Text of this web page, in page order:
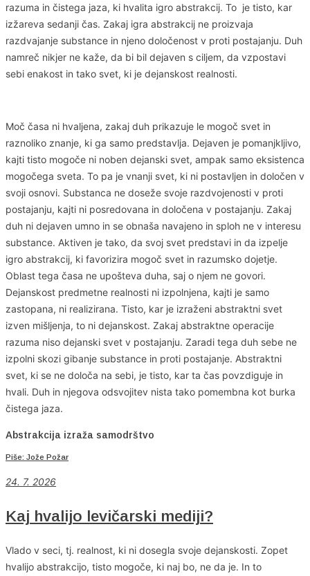
razuma in čistega jaza, ki hvalita igro abstrakcij. To je tisto, kar
izžareva sedanji čas. Zakaj igra abstrakcij ne proizvaja
razdvajanje substance in njeno določenost v proti postajanju. Duh
namreč nikjer ne kaže, da bi bil dejaven s ciljem, da vzpostavi
sebi enakost in tako svet, ki je dejanskost realnosti.
Moč časa ni hvaljena, zakaj duh prikazuje le mogoč svet in
raznoliko znanje, ki ga samo predstavlja. Dejaven je pomanjkljivo,
kajti tisto mogoče ni noben dejanski svet, ampak samo eksistenca
mogočega sveta. To pa je vnanji svet, ki ni postavljen in določen v
svoji osnovi. Substanca ne doseže svoje razdvojenosti v proti
postajanju, kajti ni posredovana in določena v postajanju. Zakaj
duh ni dejaven umno in se obnaša navajeno in sploh ne v interesu
substance. Aktiven je tako, da svoj svet predstavi in da izpelje
igro abstrakcij, ki favorizira mogoč svet in razumsko dojetje.
Oblast tega časa ne upošteva duha, saj o njem ne govori.
Dejanskost predmetne realnosti ni izpolnjena, kajti je samo
zastopana, ni realizirana. Tisto, kar je izraženi abstraktni svet
izven mišljenja, to ni dejanskost. Zakaj abstraktne operacije
razuma niso dejanski svet v postajanju. Zaradi tega duh sebe ne
izpolni skozi gibanje substance in proti postajanje. Abstraktni
svet, ki se ne določa na sebi, je tisto, kar ta čas povzdiguje in
hvali. Duh in njegova odsvojitev nista tako pomembna kot burka
čistega jaza.
Abstrakcija izraža samodrštvo
Piše: Jože Požar
24. 7. 2026
Kaj hvalijo levičarski mediji?
Vlado v seci, tj. realnost, ki ni dosegla svoje dejanskosti. Zopet
hvalijo abstrakcijo, tisto mogoče, ki naj bo, ne da je. In to